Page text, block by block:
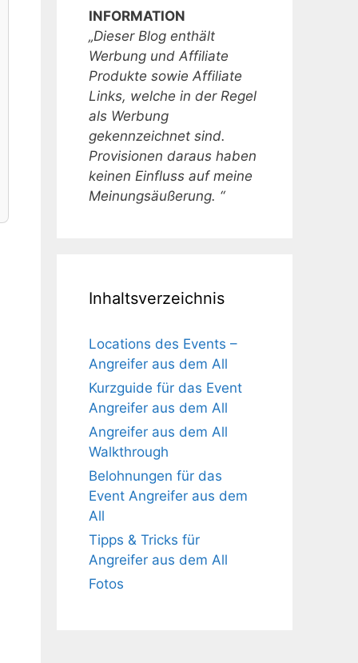
INFORMATION
„Dieser Blog enthält
Werbung und Affiliate
Produkte sowie Affiliate
Links, welche in der Regel
als Werbung
gekennzeichnet sind.
Provisionen daraus haben
keinen Einfluss auf meine
Meinungsäußerung. “
Inhaltsverzeichnis
Locations des Events –
Angreifer aus dem All
Kurzguide für das Event
Angreifer aus dem All
Angreifer aus dem All
Walkthrough
Belohnungen für das
Event Angreifer aus dem
All
Tipps & Tricks für
Angreifer aus dem All
Fotos